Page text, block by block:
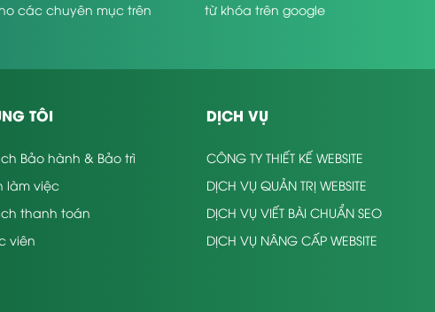
các chuyên mục trên
từ khóa trên google
TÔI
Bảo hành & Bảo trì
làm việc
thanh toán
viên
DỊCH VỤ
CÔNG TY THIẾT KẾ WEBSITE
DỊCH VỤ QUẢN TRỊ WEBSITE
DỊCH VỤ VIẾT BÀI CHUẨN SEO
DỊCH VỤ NÂNG CẤP WEBSITE